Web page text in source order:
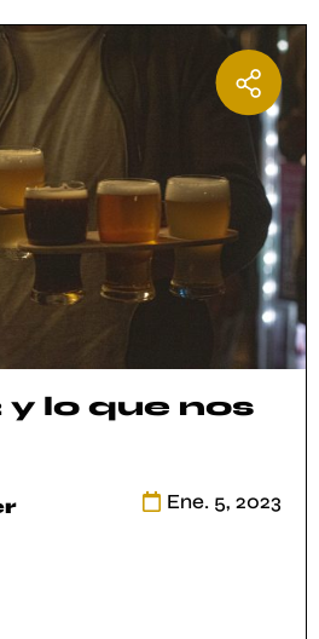
lo que nos
Ene. 5, 2023